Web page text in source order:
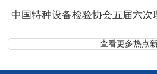
中国特种设备检验协会五届六
查看更多热点